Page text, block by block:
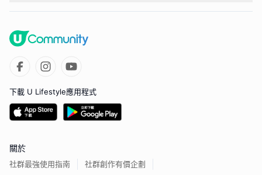
下載 U Lifestyle應用程式
關於
社群最強使用指南
社群創作有價企劃